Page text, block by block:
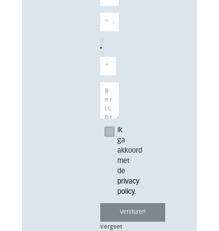
Ik
ga
akkoord
met
de
privacy
policy.
Vergeet